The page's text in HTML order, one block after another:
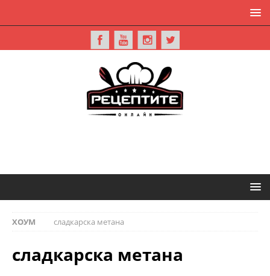
ХОУМ сладкарска метана
сладкарска метана